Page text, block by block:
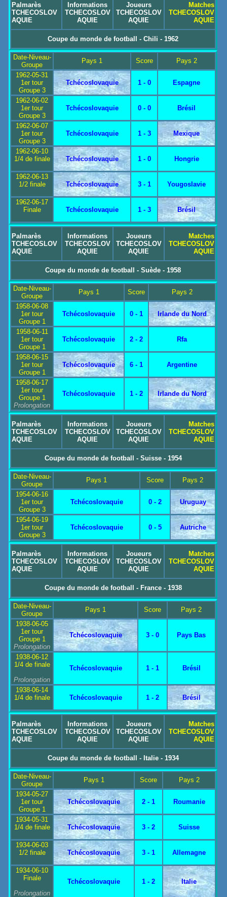
Palmarès
TCHECOSLOV
AQUIE
Informations
TCHECOSLOV
AQUIE
Joueurs
TCHECOSLOV
AQUIE
Matches
TCHECOSLOV
AQUIE
Coupe du monde de football - Chili - 1962
Date-Niveau-
Groupe
Pays 1 Score
Pays 2
1962-05-31
1er tour
Groupe 3
Tchécoslovaquie 1 - 0 Espagne
1962-06-02
1er tour
Groupe 3
Tchécoslovaquie 0 - 0 Brésil
1962-06-07
1er tour
Groupe 3
Tchécoslovaquie 1 - 3 Mexique
1962-06-10
1/4 de finale
Tchécoslovaquie 1 - 0 Hongrie
1962-06-13
1/2 finale
Tchécoslovaquie 3 - 1 Yougoslavie
1962-06-17
Finale
Tchécoslovaquie 1 - 3 Brésil
Palmarès
TCHECOSLOV
AQUIE
Informations
TCHECOSLOV
AQUIE
Joueurs
TCHECOSLOV
AQUIE
Matches
TCHECOSLOV
AQUIE
Coupe du monde de football - Suède - 1958
Date-Niveau-
Groupe
Pays 1 Score
Pays 2
1958-06-08
1er tour
Groupe 1
Tchécoslovaquie 0 - 1 Irlande du Nord
1958-06-11
1er tour
Groupe 1
Tchécoslovaquie 2 - 2 Rfa
1958-06-15
1er tour
Groupe 1
Tchécoslovaquie 6 - 1 Argentine
1958-06-17
1er tour
Groupe 1
Prolongation
Tchécoslovaquie 1 - 2 Irlande du Nord
Palmarès
TCHECOSLOV
AQUIE
Informations
TCHECOSLOV
AQUIE
Joueurs
TCHECOSLOV
AQUIE
Matches
TCHECOSLOV
AQUIE
Coupe du monde de football - Suisse - 1954
Date-Niveau-
Groupe
Pays 1 Score
Pays 2
1954-06-16
1er tour
Groupe 3
Tchécoslovaquie 0 - 2 Uruguay
1954-06-19
1er tour
Groupe 3
Tchécoslovaquie 0 - 5 Autriche
Palmarès
TCHECOSLOV
AQUIE
Informations
TCHECOSLOV
AQUIE
Joueurs
TCHECOSLOV
AQUIE
Matches
TCHECOSLOV
AQUIE
Coupe du monde de football - France - 1938
Date-Niveau-
Groupe
Pays 1 Score
Pays 2
1938-06-05
1er tour
Groupe 1
Prolongation
Tchécoslovaquie 3 - 0 Pays Bas
1938-06-12
1/4 de finale
Prolongation
Tchécoslovaquie 1 - 1 Brésil
1938-06-14
1/4 de finale
Tchécoslovaquie 1 - 2 Brésil
Palmarès
TCHECOSLOV
AQUIE
Informations
TCHECOSLOV
AQUIE
Joueurs
TCHECOSLOV
AQUIE
Matches
TCHECOSLOV
AQUIE
Coupe du monde de football - Italie - 1934
Date-Niveau-
Groupe
Pays 1 Score
Pays 2
1934-05-27
1er tour
Groupe 1
Tchécoslovaquie 2 - 1 Roumanie
1934-05-31
1/4 de finale
Tchécoslovaquie 3 - 2 Suisse
1934-06-03
1/2 finale
Tchécoslovaquie 3 - 1 Allemagne
1934-06-10
Finale
Prolongation
Tchécoslovaquie 1 - 2 Italie